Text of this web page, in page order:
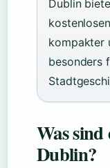
Dublin
kompakter
besonders
Was
Dublin?